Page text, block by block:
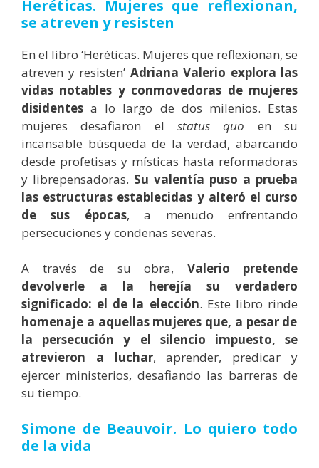
Heréticas. Mujeres que reflexionan,
se atreven y resisten
En el libro ‘Heréticas. Mujeres que reflexionan, se
atreven y resisten’ Adriana Valerio explora las
vidas notables y conmovedoras de mujeres
disidentes a lo largo de dos milenios. Estas
mujeres desafiaron el status quo en su
incansable búsqueda de la verdad, abarcando
desde profetisas y místicas hasta reformadoras
y librepensadoras. Su valentía puso a prueba
las estructuras establecidas y alteró el curso
de sus épocas, a menudo enfrentando
persecuciones y condenas severas.
A través de su obra, Valerio pretende
devolverle a la herejía su verdadero
significado: el de la elección. Este libro rinde
homenaje a aquellas mujeres que, a pesar de
la persecución y el silencio impuesto, se
atrevieron a luchar, aprender, predicar y
ejercer ministerios, desafiando las barreras de
su tiempo.
Simone de Beauvoir. Lo quiero todo
de la vida